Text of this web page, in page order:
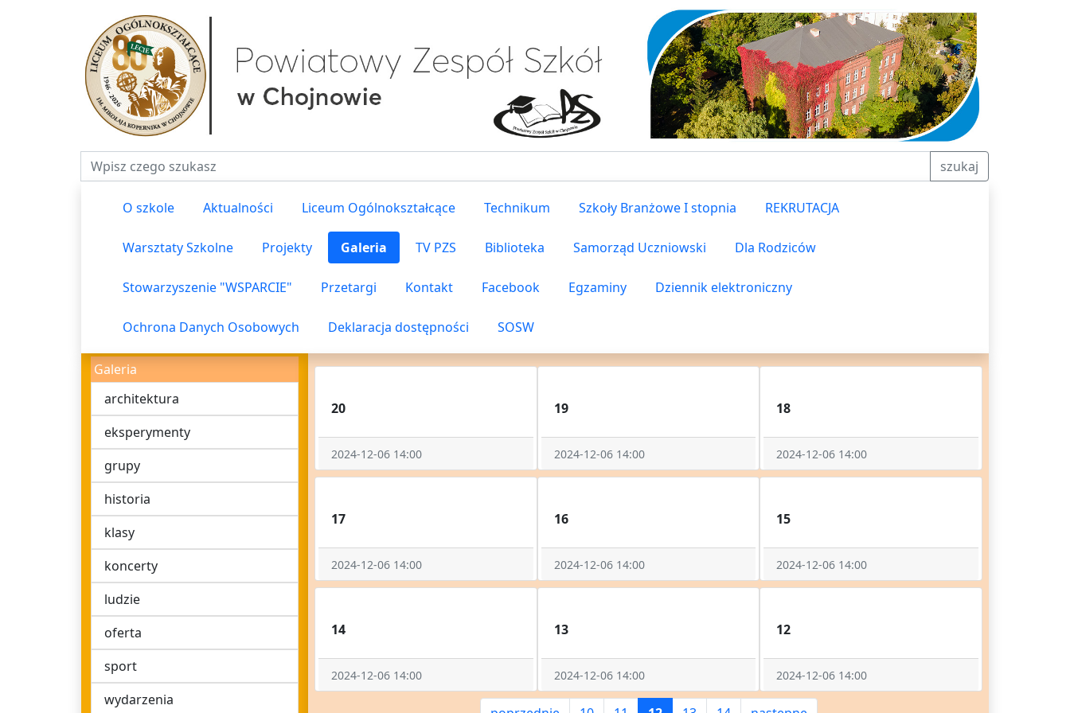
Fraza do wyszukiwania szukaj
O szkole Aktualności Liceum Ogólnokształcące Technikum Szkoły Branżowe I stopnia REKRUTACJA
Warsztaty Szkolne Projekty Galeria TV PZS Biblioteka Samorząd Uczniowski Dla Rodziców
Stowarzyszenie "WSPARCIE" Przetargi Kontakt Facebook Egzaminy Dziennik elektroniczny
Ochrona Danych Osobowych Deklaracja dostępności SOSW
Galeria
architektura
eksperymenty
grupy
historia
klasy
koncerty
ludzie
oferta
sport
wydarzenia
20
2024-12-06 14:00
19
2024-12-06 14:00
18
2024-12-06 14:00
17
2024-12-06 14:00
16
2024-12-06 14:00
15
2024-12-06 14:00
14
2024-12-06 14:00
13
2024-12-06 14:00
12
2024-12-06 14:00